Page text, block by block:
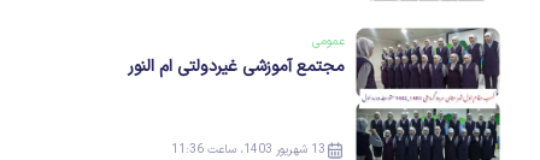
عمومی
مجتمع آموزشی غیردولتی ام النور
13 شهریور 1403، ساعت 11:36